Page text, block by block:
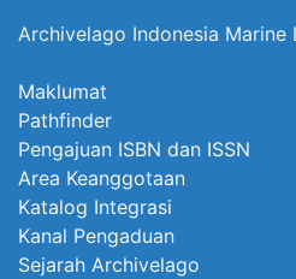
Archivelago Indonesia Marine
Maklumat
Pathfinder
Pengajuan ISBN dan ISSN
Area Keanggotaan
Katalog Integrasi
Kanal Pengaduan
Sejarah Archivelago